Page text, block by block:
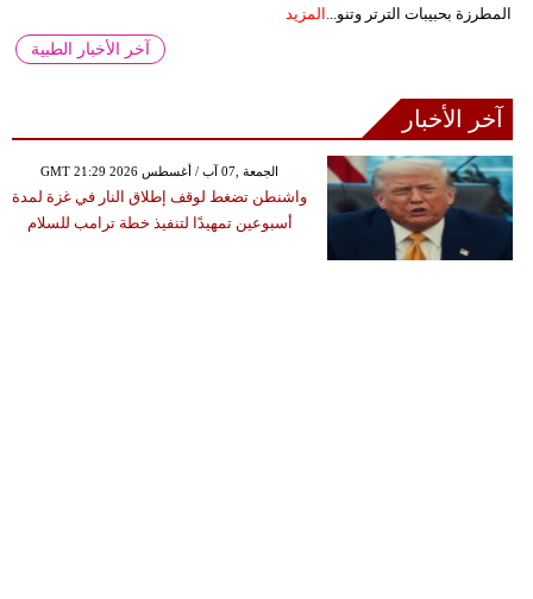
المطرزة بحبيبات الترتر وتنو... المزيد
آخر الأخبار الطبية
آخر الأخبار
GMT 21:29 2026 الجمعة ,07 آب / أغسطس
واشنطن تضغط لوقف إطلاق النار في غزة لمدة
أسبوعين تمهيدًا لتنفيذ خطة ترامب للسلام